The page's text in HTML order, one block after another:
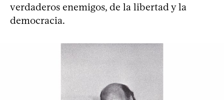
verdaderos enemigos, de la libertad y la
democracia.